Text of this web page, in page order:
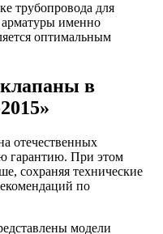
трубопровода для
именно
оптимальным
в
отечественных
гарантию. При этом
сохраняя технические
по
модели